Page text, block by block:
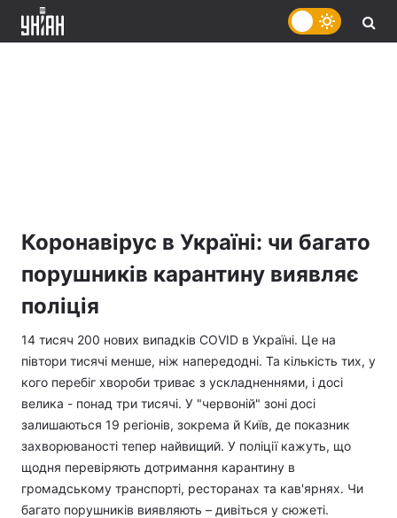
Коронавірус в Україні: чи багато
порушників карантину виявляє
поліція
14 тисяч 200 нових випадків COVID в Україні. Це на
півтори тисячі менше, ніж напередодні. Та кількість тих, у
кого перебіг хвороби триває з ускладненнями, і досі
велика - понад три тисячі. У "червоній" зоні досі
залишаються 19 регіонів, зокрема й Київ, де показник
захворюваності тепер найвищий. У поліції кажуть, що
щодня перевіряють дотримання карантину в
громадському транспорті, ресторанах та кав'ярнях. Чи
багато порушників виявляють – дивіться у сюжеті.